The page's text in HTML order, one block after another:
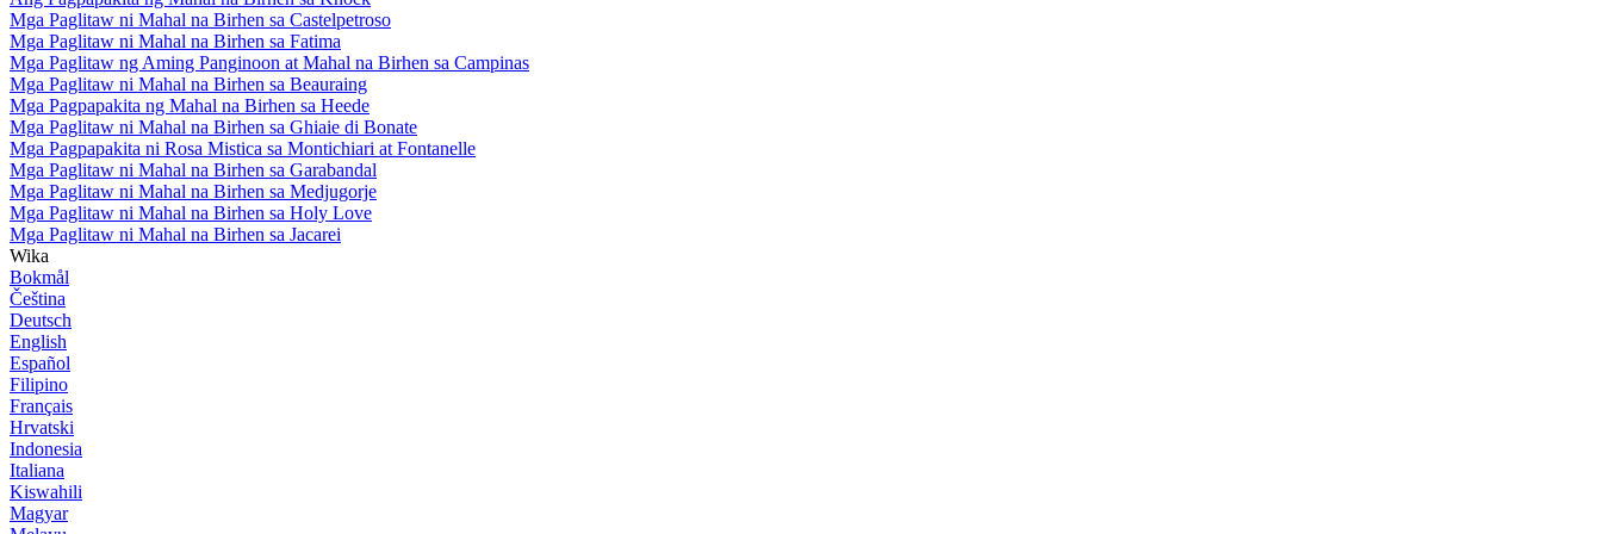
Mga Paglitaw ni Mahal na Birhen sa Castelpetroso
Mga Paglitaw ni Mahal na Birhen sa Fatima
Mga Paglitaw ng Aming Panginoon at Mahal na Birhen sa Campinas
Mga Paglitaw ni Mahal na Birhen sa Beauraing
Mga Pagpapakita ng Mahal na Birhen sa Heede
Mga Paglitaw ni Mahal na Birhen sa Ghiaie di Bonate
Mga Pagpapakita ni Rosa Mistica sa Montichiari at Fontanelle
Mga Paglitaw ni Mahal na Birhen sa Garabandal
Mga Paglitaw ni Mahal na Birhen sa Medjugorje
Mga Paglitaw ni Mahal na Birhen sa Holy Love
Mga Paglitaw ni Mahal na Birhen sa Jacarei
Wika
Bokmål
Čeština
Deutsch
English
Español
Filipino
Français
Hrvatski
Indonesia
Italiana
Kiswahili
Magyar